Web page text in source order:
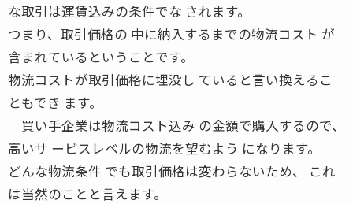
な取引は運賃込みの条件でな されます。
つまり、取引価格の 中に納入するまでの物流コスト が
含まれているということです。
物流コストが取引価格に埋没し ていると言い換えるこ
ともでき ます。
買い手企業は物流コスト込み の金額で購入するので、
高いサ ービスレベルの物流を望むよう になります。
どんな物流条件 でも取引価格は変わらないため、 これ
は当然のことと言えます。